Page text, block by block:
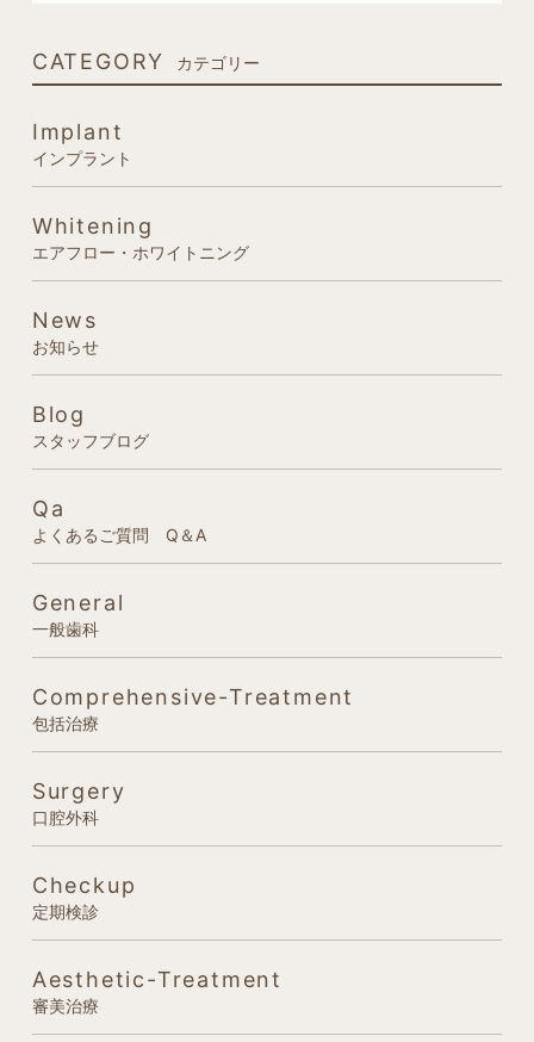
CATEGORY カテゴリー
Implant
インプラント
Whitening
エアフロー・ホワイトニング
News
お知らせ
Blog
スタッフブログ
Qa
よくあるご質問 Q＆A
General
一般歯科
Comprehensive-Treatment
包括治療
Surgery
口腔外科
Checkup
定期検診
Aesthetic-Treatment
審美治療